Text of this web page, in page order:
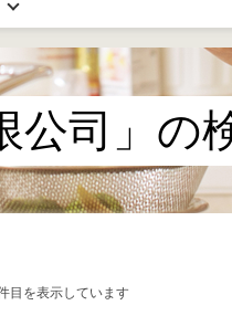
公司」の
目を表示しています